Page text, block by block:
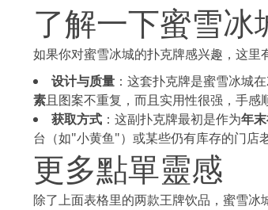
了解一下蜜雪冰
如果你对蜜雪冰城的扑克牌感兴趣，这里
设计与质量 ：这套扑克牌是蜜雪冰城
素且图案不重复，而且实用性很强，手感
获取方式 ：这副扑克牌最初是作为年
台（如"小黄鱼"）或某些仍有库存的门店
更多點單靈感
除了上面表格里的两款王牌饮品，蜜雪冰